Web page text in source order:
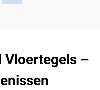
Vloertegels –